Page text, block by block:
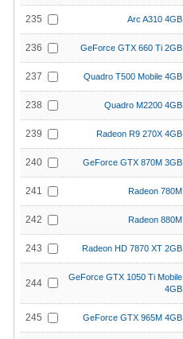
235 Arc A310 4GB
236 GeForce GTX 660 Ti 2GB
237 Quadro T500 Mobile 4GB
238 Quadro M2200 4GB
239 Radeon R9 270X 4GB
240 GeForce GTX 870M 3GB
241 Radeon 780M
242 Radeon 880M
243 Radeon HD 7870 XT 2GB
244
GeForce GTX 1050 Ti Mobile
4GB
245 GeForce GTX 965M 4GB